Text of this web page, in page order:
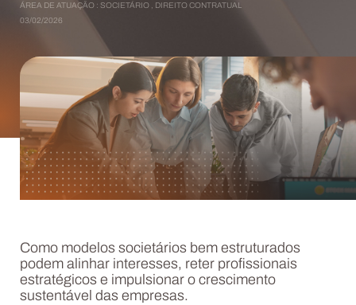
ÁREA DE ATUAÇÃO : SOCIETÁRIO , DIREITO CONTRATUAL
03/02/2026
Como modelos societários bem estruturados
podem alinhar interesses, reter profissionais
estratégicos e impulsionar o crescimento
sustentável das empresas.